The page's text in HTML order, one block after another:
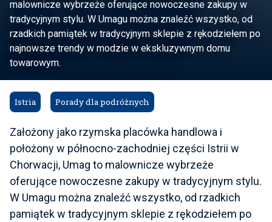
malownicze wybrzeże oferujące nowoczesne zakupy w
tradycyjnym stylu. W Umagu można znaleźć wszystko, od
rzadkich pamiątek w tradycyjnym sklepie z rękodziełem po
najnowsze trendy w modzie w ekskluzywnym domu
towarowym.
Istria Porady dla podróżnych
Założony jako rzymska placówka handlowa i
położony w północno-zachodniej części Istrii w
Chorwacji, Umag to malownicze wybrzeże
oferujące nowoczesne zakupy w tradycyjnym stylu.
W Umagu można znaleźć wszystko, od rzadkich
pamiątek w tradycyjnym sklepie z rękodziełem po